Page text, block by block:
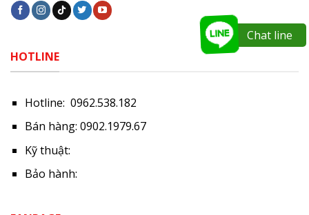
HOTLINE
Hotline: 0962.538.182
Bán hàng: 0902.1979.67
Kỹ thuật:
Bảo hành:
Chat line